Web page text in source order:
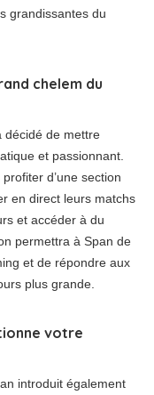
grandissantes du
chelem du
décidé de mettre
et passionnant.
d’une section
en direct leurs matchs
et accéder à du
permettra à Span de
et de répondre aux
plus grande.
votre
introduit également